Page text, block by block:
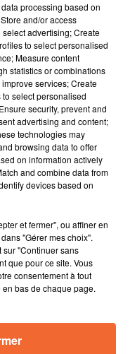
aux perturbateurs
dans certains
d'un diagnostic
du bocage
de sensibilisation
deux-sévrien
Parthenay ( photo ).
vont se lancer
fort cette année,
à compter du
retour sur le week-
processing based on
and/or access
advertising; Create
to select personalised
Measure content
statistics or combinations
services; Create
select personalised
security, prevent and
advertising and content;
technologies may
browsing data to offer
on information actively
and combine data from
devices based on
et fermer", ou affiner en
"Gérer mes choix".
sur "Continuer sans
que pour ce site. Vous
consentement à tout
bas de chaque page.